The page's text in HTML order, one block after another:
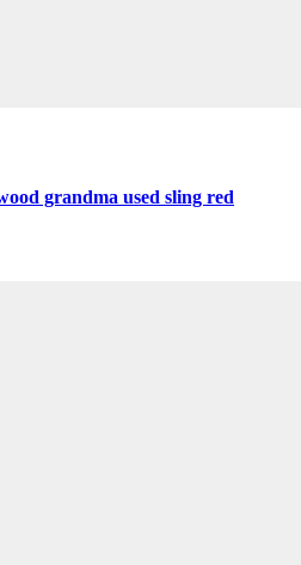
grandma used sling red